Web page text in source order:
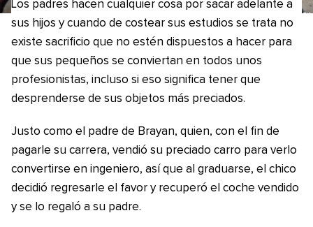
Los padres hacen cualquier cosa por sacar adelante a
sus hijos y cuando de costear sus estudios se trata no
existe sacrificio que no estén dispuestos a hacer para
que sus pequeños se conviertan en todos unos
profesionistas, incluso si eso significa tener que
desprenderse de sus objetos más preciados.
Justo como el padre de Brayan, quien, con el fin de
pagarle su carrera, vendió su preciado carro para verlo
convertirse en ingeniero, así que al graduarse, el chico
decidió regresarle el favor y recuperó el coche vendido
y se lo regaló a su padre.